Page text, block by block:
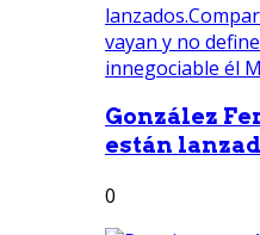
González
están
0